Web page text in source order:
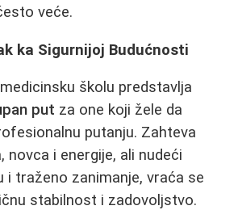
veće.
ka Sigurnijoj Budućnosti
školu predstavlja
put za one koji žele da
putanju. Zahteva
novca i energije, ali nudeći
i traženo zanimanje, vraća se
stabilnost i zadovoljstvo.